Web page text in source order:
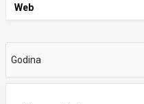
Web
Godina